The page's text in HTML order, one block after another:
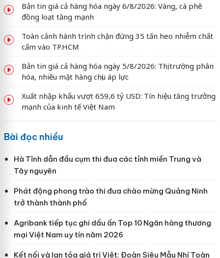
Bản tin giá cả hàng hóa ngày 6/8/2026: Vàng, cà phê
đồng loạt tăng mạnh
Toàn cảnh hành trình chặn đứng 35 tấn heo nhiễm chất
cấm vào TP.HCM
Bản tin giá cả hàng hóa ngày 5/8/2026: Thị trường phân
hóa, nhiều mặt hàng chịu áp lực
Xuất nhập khẩu vượt 659,6 tỷ USD: Tín hiệu tăng trưởng
mạnh của kinh tế Việt Nam
Bài đọc nhiều
Hà Tĩnh dẫn đầu cụm thi đua các tỉnh miền Trung và
Tây nguyên
Phát động phong trào thi đua chào mừng Quảng Ninh
trở thành thành phố
Agribank tiếp tục ghi dấu ấn Top 10 Ngân hàng thương
mại Việt Nam uy tín năm 2026
Kết nối và lan tỏa giá trị Việt: Đoàn Siêu Mẫu Nhí Toàn